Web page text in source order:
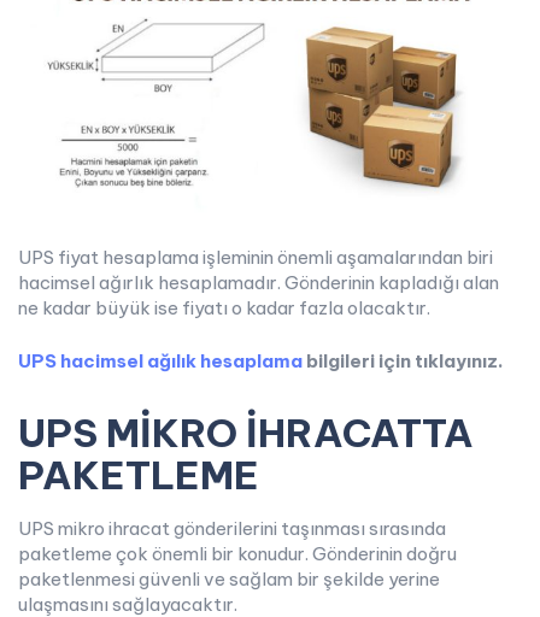
UPS fiyat hesaplama işleminin önemli aşamalarından biri
hacimsel ağırlık hesaplamadır. Gönderinin kapladığı alan
ne kadar büyük ise fiyatı o kadar fazla olacaktır.
UPS hacimsel ağılık hesaplama bilgileri için tıklayınız.
UPS MİKRO İHRACATTA
PAKETLEME
UPS mikro ihracat gönderilerini taşınması sırasında
paketleme çok önemli bir konudur. Gönderinin doğru
paketlenmesi güvenli ve sağlam bir şekilde yerine
ulaşmasını sağlayacaktır.